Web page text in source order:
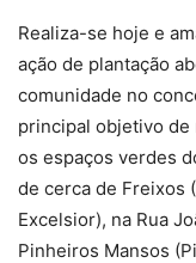
Realiza-se hoje e
ação de plantação
comunidade no
principal objetivo de
os espaços verdes
de cerca de Freixos
Excelsior), na Rua
Pinheiros Mansos